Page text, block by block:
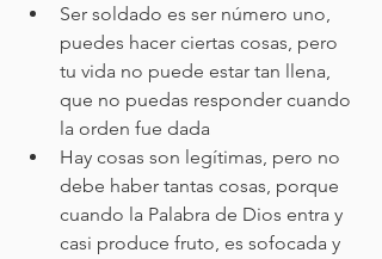
Ser soldado es ser número uno,
puedes hacer ciertas cosas, pero
tu vida no puede estar tan llena,
que no puedas responder cuando
la orden fue dada
Hay cosas son legítimas, pero no
debe haber tantas cosas, porque
cuando la Palabra de Dios entra y
casi produce fruto, es sofocada y